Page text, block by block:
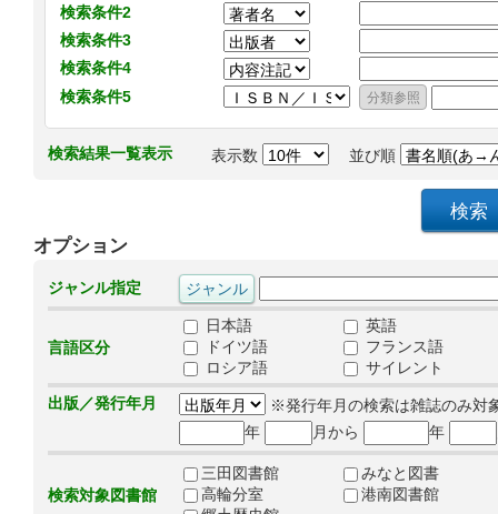
検索条件2
検索条件3
検索条件4
検索条件5
検索結果一覧表示 表示数 並び順
オプション
ジャンル指定
言語区分
日本語
英語
ドイツ語
フランス語
ロシア語
サイレント
出版／発行年月
※発行年月の検索は雑誌のみ対
年
月から 年
検索対象図書館
三田図書館
みなと図書
高輪分室
港南図書館